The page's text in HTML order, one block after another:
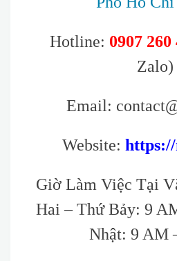
Hotline: 0907 260
Zalo)
Email:
Website:
Giờ Làm Việc Tại
Hai – Thứ Bảy: 9
Nhật: 9 AM